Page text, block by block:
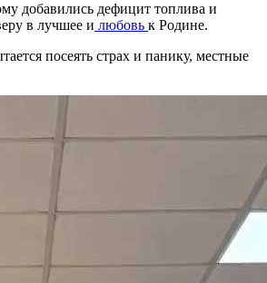
добавились дефицит топлива и
в лучшее и любовь к Родине.
посеять страх и панику, местные